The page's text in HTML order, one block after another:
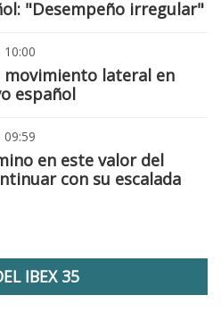
"Desempeño irregular"
movimiento lateral en
español
en este valor del
con su escalada
IBEX 35